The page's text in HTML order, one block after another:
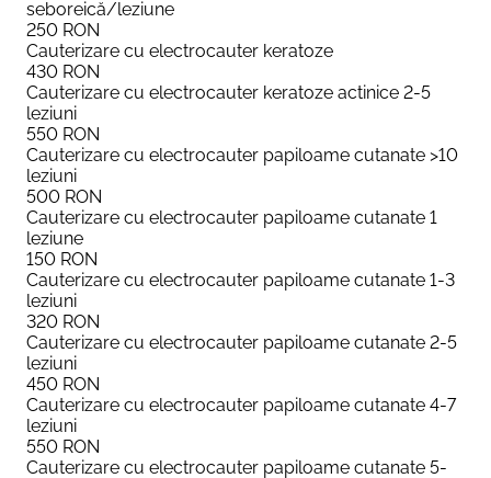
seboreică/leziune
250 RON
Cauterizare cu electrocauter keratoze
430 RON
Cauterizare cu electrocauter keratoze actinice 2-5
leziuni
550 RON
Cauterizare cu electrocauter papiloame cutanate >10
leziuni
500 RON
Cauterizare cu electrocauter papiloame cutanate 1
leziune
150 RON
Cauterizare cu electrocauter papiloame cutanate 1-3
leziuni
320 RON
Cauterizare cu electrocauter papiloame cutanate 2-5
leziuni
450 RON
Cauterizare cu electrocauter papiloame cutanate 4-7
leziuni
550 RON
Cauterizare cu electrocauter papiloame cutanate 5-